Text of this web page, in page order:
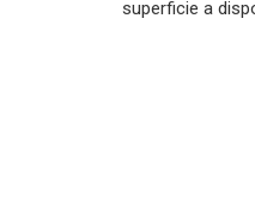
superficie a